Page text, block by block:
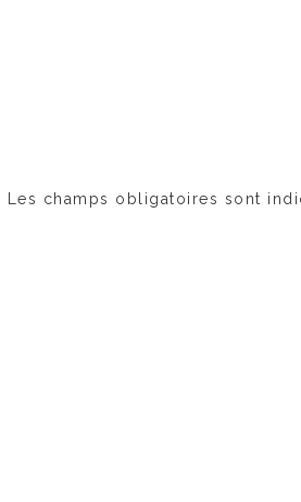
Les champs obligatoires sont